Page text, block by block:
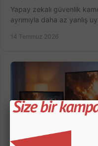
Yapay zekalı güvenlik
ayrımıyla daha az yanlış
14 Temmuz 2026